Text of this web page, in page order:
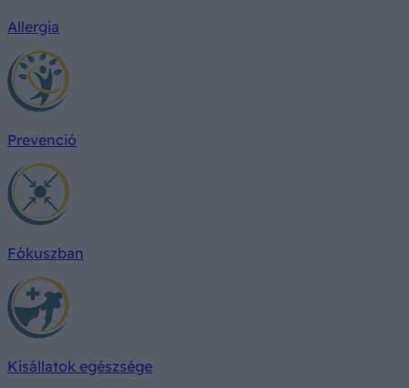
Allergia
Prevenció
Fókuszban
Kisállatok egészsége